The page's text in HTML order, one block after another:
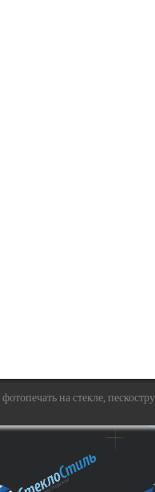
на стекле,